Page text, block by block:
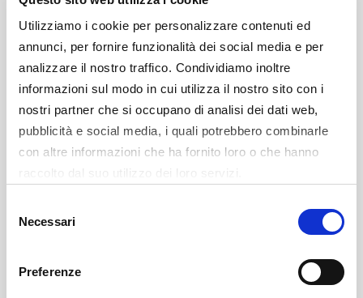
Utilizziamo i cookie per personalizzare contenuti ed
annunci, per fornire funzionalità dei social media e per
analizzare il nostro traffico. Condividiamo inoltre
informazioni sul modo in cui utilizza il nostro sito con i
nostri partner che si occupano di analisi dei dati web,
pubblicità e social media, i quali potrebbero combinarle
con altre informazioni che ha fornito loro o che hanno
raccolto dal suo utilizzo dei loro servizi.
delNecessari
Preferenze
Tiri liberi:
Assist:18 (Perry 5)
CONFERENZA POSTPARTITA